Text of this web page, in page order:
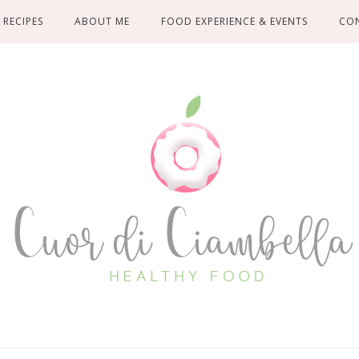
RECIPES ABOUT ME FOOD EXPERIENCE & EVENTS